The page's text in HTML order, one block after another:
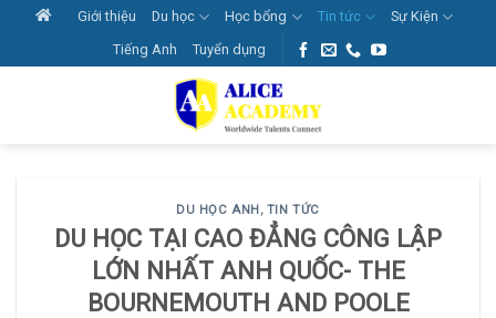
content
Giới thiệu Du học Học bổng Tin tức
Sự Kiện
Tiếng Anh
Tuyển dụng
DU HỌC ANH, TIN TỨC
DU HỌC TẠI CAO ĐẲNG CÔNG LẬP
LỚN NHẤT ANH QUỐC- THE
BOURNEMOUTH AND POOLE